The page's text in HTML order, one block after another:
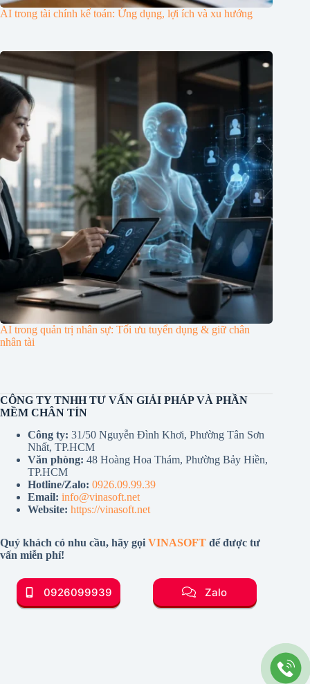
AI trong tài chính kế toán: Ứng dụng, lợi ích và xu hướng
AI trong quản trị nhân sự: Tối ưu tuyển dụng & giữ chân
nhân tài
CÔNG TY TNHH TƯ VẤN GIẢI PHÁP VÀ PHẦN
MỀM CHÂN TÍN
Công ty: 31/50 Nguyễn Đình Khơi, Phường Tân Sơn
Nhất, TP.HCM
Văn phòng: 48 Hoàng Hoa Thám, Phường Bảy Hiền,
TP.HCM
Hotline/Zalo: 0926.09.99.39
Email: info@vinasoft.net
Website: https://vinasoft.net
Quý khách có nhu cầu, hãy gọi VINASOFT để được tư
vấn miễn phí!
0926099939 Zalo